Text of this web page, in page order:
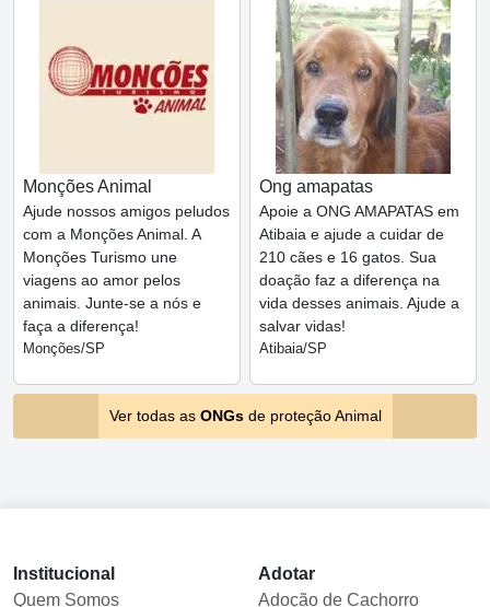
Monções Animal
Ajude nossos amigos peludos
com a Monções Animal. A
Monções Turismo une
viagens ao amor pelos
animais. Junte-se a nós e
faça a diferença!
Monções/SP
Ong amapatas
Apoie a ONG AMAPATAS em
Atibaia e ajude a cuidar de
210 cães e 16 gatos. Sua
doação faz a diferença na
vida desses animais. Ajude a
salvar vidas!
Atibaia/SP
Ver todas as ONGsde proteção Animal
Institucional
Quem Somos
Adotar
Adoção de Cachorro